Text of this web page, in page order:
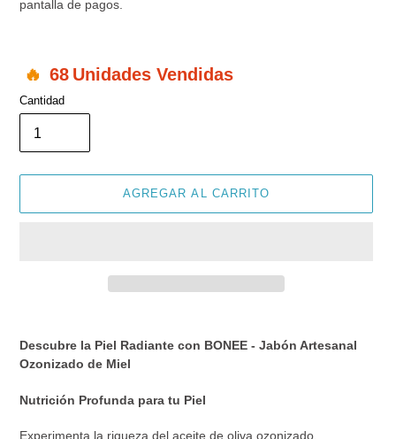
venta
pantalla de pagos.
68 Unidades Vendidas
Cantidad
AGREGAR AL CARRITO
tu
de
Descubre la Piel Radiante con BONEE - Jabón Artesanal
Ozonizado de Miel
Nutrición Profunda para tu Piel
Experimenta la riqueza del aceite de oliva ozonizado,